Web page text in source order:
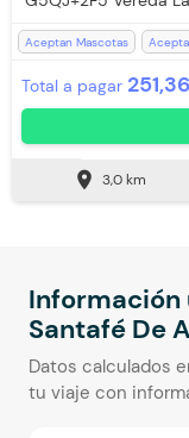
Aceptan Mascotas
Total a pagar
location_on 3,0 km
Información
Santafé De
Datos calculados
tu viaje con